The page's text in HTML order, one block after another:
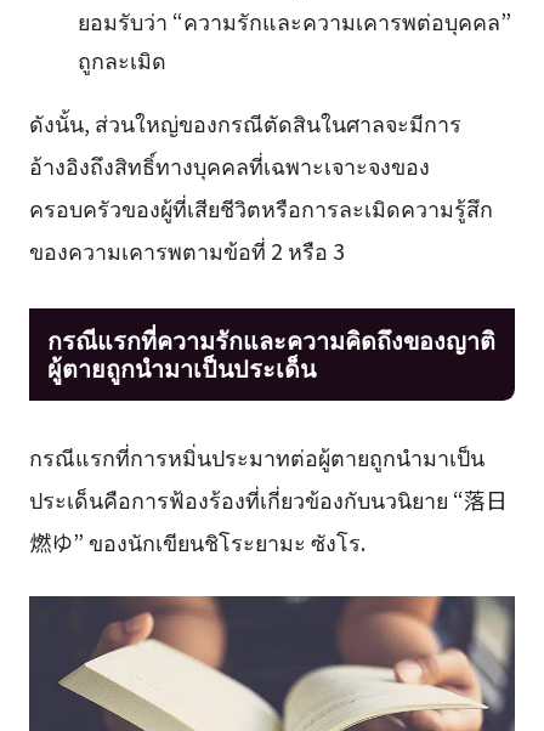
ยอมรับว่า “ความรักและความเคารพต่อบุคคล”
ถูกละเมิด
ดังนั้น, ส่วนใหญ่ของกรณีตัดสินในศาลจะมีการ
อ้างอิงถึงสิทธิ์ทางบุคคลที่เฉพาะเจาะจงของ
ครอบครัวของผู้ที่เสียชีวิตหรือการละเมิดความรู้สึก
ของความเคารพตามข้อที่ 2 หรือ 3
กรณีแรกที่ความรักและความคิดถึงของญาติ
ผู้ตายถูกนำมาเป็นประเด็น
กรณีแรกที่การหมิ่นประมาทต่อผู้ตายถูกนำมาเป็น
ประเด็นคือการฟ้องร้องที่เกี่ยวข้องกับนวนิยาย “落日
燃ゆ” ของนักเขียนชิโระยามะ ซังโร.